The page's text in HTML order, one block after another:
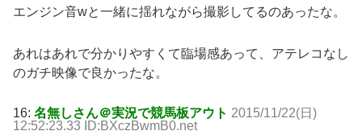
エンジン音wと一緒に揺れながら撮影してるのあったな。
あれはあれで分かりやすくて臨場感あって、アテレコなし
のガチ映像で良かったな。
16: 名無しさん＠実況で競馬板アウト 2015/11/22(日)
12:52:23.33 ID:BXczBwmB0.net